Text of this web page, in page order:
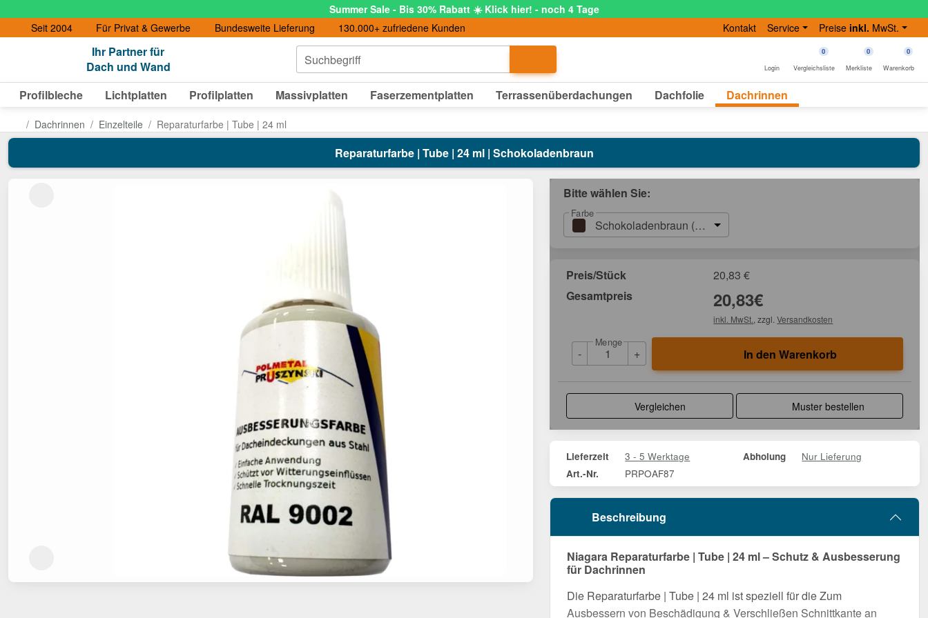
Summer Sale - Bis 30% Rabatt ☀️ Klick hier! - noch 4 Tage
Seit 2004
Für Privat & Gewerbe Bundesweite Lieferung 130.000+ zufriedene Kunden Kontakt Service Preise inkl. MwSt.
Ihr Partner für
Dach und Wand
Suchbegriff
Login
0
Vergleichsliste
0
Merkliste
0
Warenkorb
Profilbleche Lichtplatten Profilplatten Massivplatten Faserzementplatten Terrassenüberdachungen Dachfolie Dachrinnen
Dachrinnen Einzelteile Reparaturfarbe | Tube | 24 ml
Reparaturfarbe | Tube | 24 ml | Schokoladenbraun
Bitte wählen Sie:
Farbe
Schokoladenbraun (RAL 8017)
Preis/Stück 20,83 €
Gesamtpreis
20,83€
inkl. MwSt. , zzgl.Versandkosten
-
Menge
+ In den Warenkorb
Vergleichen Muster bestellen
Lieferzeit 3 - 5 Werktage Abholung Nur Lieferung
Art.-Nr. PRPOAF87
Beschreibung
Niagara Reparaturfarbe | Tube | 24 ml – Schutz & Ausbesserung
für Dachrinnen
Die Reparaturfarbe | Tube | 24 ml ist speziell für die Zum
Ausbessern von Beschädigung & Verschließen Schnittkante an